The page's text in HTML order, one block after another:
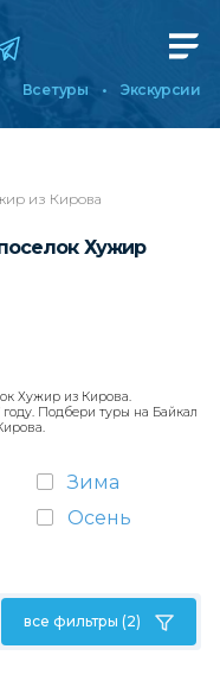
Все туры Экскурсии
из Кирова
Хужир
Хужир из Кирова.
Подбери туры на Байкал
Зима
Осень
все фильтры (2)